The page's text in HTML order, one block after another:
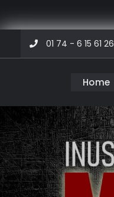
content
01 74 - 6 15 61 26
Home